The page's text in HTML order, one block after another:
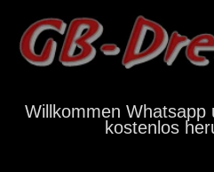
Willkommen Whatsapp
kostenlos